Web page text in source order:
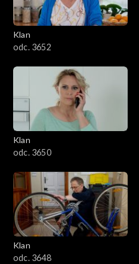
Klan
odc. 3652
Klan
odc. 3650
Klan
odc. 3648